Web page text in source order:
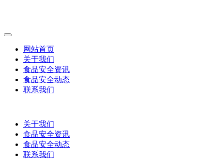
网站首页
关于我们
食品安全资讯
食品安全动态
联系我们
关于我们
食品安全资讯
食品安全动态
联系我们